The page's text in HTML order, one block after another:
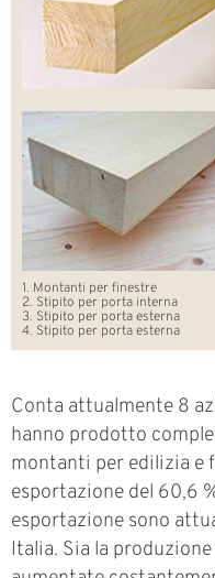
1. Montanti per finestre
2. Stipito per porta interna
3. Stipito per porta esterna
4. Stipito per porta esterna
Conta attualmente 8
hanno prodotto
montanti per edilizia e
esportazione del 60,6
esportazione sono
Italia. Sia la